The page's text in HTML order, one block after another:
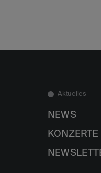
Aktuelles
NEWS
KONZERTE